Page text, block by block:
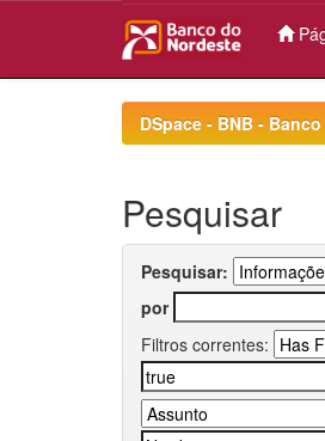
DSpace - BNB -
Pesquisar
Pesquisar:
por
Filtros correntes: